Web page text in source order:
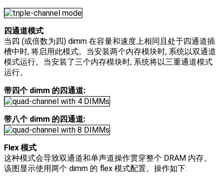
四通道模式
当四 (或倍数为四) dimm 在容量和速度上相同且处于四通道插
槽中时, 将启用此模式。当安装两个内存模块时, 系统以双通道
模式运行。当安装了三个内存模块时, 系统将以三重通道模式
运行。
带四个 dimm 的四通道:
带八个 dimm 的四通道:
Flex 模式
这种模式会导致双通道和单声道操作贯穿整个 DRAM 内存。
该图显示使用两个 dimm 的 flex 模式配置。操作如下: